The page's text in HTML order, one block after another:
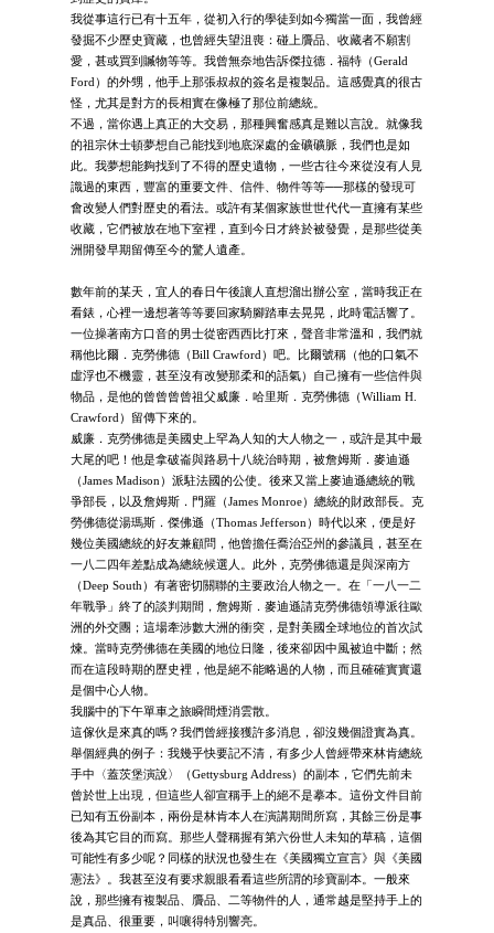
我從事這行已有十五年，從初入行的學徒到如今獨當一面，我曾經
發掘不少歷史寶藏，也曾經失望沮喪：碰上贗品、收藏者不願割
愛，甚或買到贓物等等。我曾無奈地告訴傑拉德．福特（Gerald
Ford）的外甥，他手上那張叔叔的簽名是複製品。這感覺真的很古
怪，尤其是對方的長相實在像極了那位前總統。
不過，當你遇上真正的大交易，那種興奮感真是難以言說。就像我
的祖宗休士頓夢想自己能找到地底深處的金礦礦脈，我們也是如
此。我夢想能夠找到了不得的歷史遺物，一些古往今來從沒有人見
識過的東西，豐富的重要文件、信件、物件等等──那樣的發現可
會改變人們對歷史的看法。或許有某個家族世世代代一直擁有某些
收藏，它們被放在地下室裡，直到今日才終於被發覺，是那些從美
洲開發早期留傳至今的驚人遺產。
數年前的某天，宜人的春日午後讓人直想溜出辦公室，當時我正在
看錶，心裡一邊想著等等要回家騎腳踏車去晃晃，此時電話響了。
一位操著南方口音的男士從密西西比打來，聲音非常溫和，我們就
稱他比爾．克勞佛德（Bill Crawford）吧。比爾號稱（他的口氣不
虛浮也不機靈，甚至沒有改變那柔和的語氣）自己擁有一些信件與
物品，是他的曾曾曾曾祖父威廉．哈里斯．克勞佛德（William H.
Crawford）留傳下來的。
威廉．克勞佛德是美國史上罕為人知的大人物之一，或許是其中最
大尾的吧！他是拿破崙與路易十八統治時期，被詹姆斯．麥迪遜
（James Madison）派駐法國的公使。後來又當上麥迪遜總統的戰
爭部長，以及詹姆斯．門羅（James Monroe）總統的財政部長。克
勞佛德從湯瑪斯．傑佛遜（Thomas Jefferson）時代以來，便是好
幾位美國總統的好友兼顧問，他曾擔任喬治亞州的參議員，甚至在
一八二四年差點成為總統候選人。此外，克勞佛德還是與深南方
（Deep South）有著密切關聯的主要政治人物之一。在「一八一二
年戰爭」終了的談判期間，詹姆斯．麥迪遜請克勞佛德領導派往歐
洲的外交團；這場牽涉數大洲的衝突，是對美國全球地位的首次試
煉。當時克勞佛德在美國的地位日隆，後來卻因中風被迫中斷；然
而在這段時期的歷史裡，他是絕不能略過的人物，而且確確實實還
是個中心人物。
我腦中的下午單車之旅瞬間煙消雲散。
這傢伙是來真的嗎？我們曾經接獲許多消息，卻沒幾個證實為真。
舉個經典的例子：我幾乎快要記不清，有多少人曾經帶來林肯總統
手中〈蓋茨堡演說〉（Gettysburg Address）的副本，它們先前未
曾於世上出現，但這些人卻宣稱手上的絕不是摹本。這份文件目前
已知有五份副本，兩份是林肯本人在演講期間所寫，其餘三份是事
後為其它目的而寫。那些人聲稱握有第六份世人未知的草稿，這個
可能性有多少呢？同樣的狀況也發生在《美國獨立宣言》與《美國
憲法》。我甚至沒有要求親眼看看這些所謂的珍寶副本。一般來
說，那些擁有複製品、贗品、二等物件的人，通常越是堅持手上的
是真品、很重要，叫嚷得特別響亮。